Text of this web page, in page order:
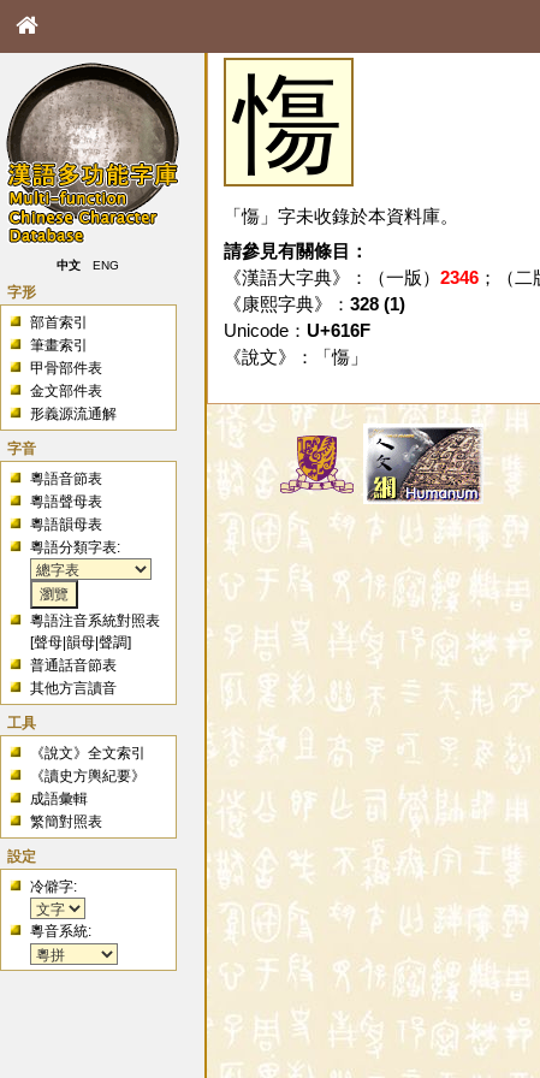
中文 ENG
字形
部首索引
筆畫索引
甲骨部件表
金文部件表
形義源流通解
字音
粵語音節表
粵語聲母表
粵語韻母表
粵語分類字表:
粵語注音系統對照表
[聲母 |韻母 |聲調]
普通話音節表
其他方言讀音
工具
《說文》全文索引
《讀史方輿紀要》
成語彙輯
繁簡對照表
設定
冷僻字:
粵音系統:
慯
「慯」字未收錄於本資料庫。
請參見有關條目：
《漢語大字典》：（一版） 2346；（二
《康熙字典》： 328 (1)
Unicode： U+616F
《說文》：「慯」